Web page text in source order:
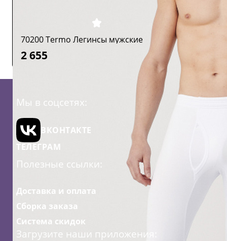
70200 Termo Легинсы мужские
2 655
Мы в соцсетях:
ВКОНТАКТЕ
ТЕЛЕГРАМ
Полезные ссылки:
Доставка и оплата
Сборка заказа
Система скидок
Загрузите наши приложения: